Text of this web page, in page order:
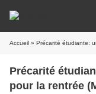
Accueil » Précarité étudiante: une
Précarité
pour la rentrée